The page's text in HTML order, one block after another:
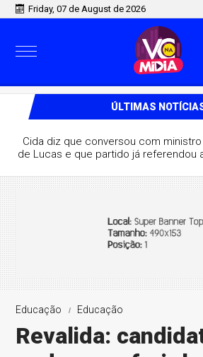
Friday, 07 de August de 2026
ÚLTIMAS
Lula destaca aliança com Lucas e
pode vencer eleição no 1º turno
Educação Educação
Revalida: